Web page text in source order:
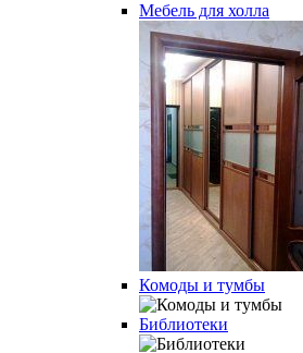
Мебель для холла
Комоды и тумбы
Библиотеки